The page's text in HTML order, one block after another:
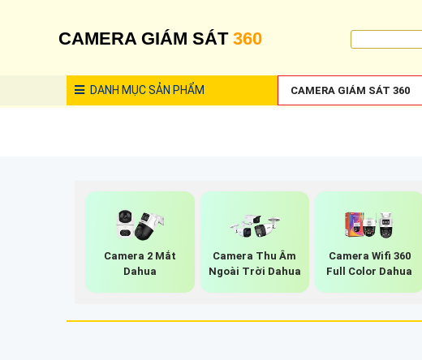
CAMERA GIÁM SÁT 360
DANH MỤCSẢN PHẨM CAMERA GIÁM SÁT 360
Camera 2 Mắt
Dahua
Camera Thu Âm
Ngoài Trời Dahua
Camera Wifi 360
Full Color Dahua